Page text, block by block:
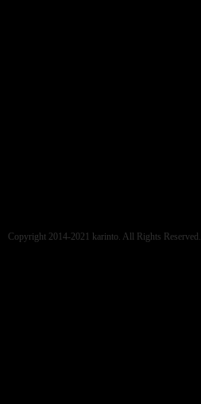
Copyright 2014-2021 karinto. All Rights Reserved.